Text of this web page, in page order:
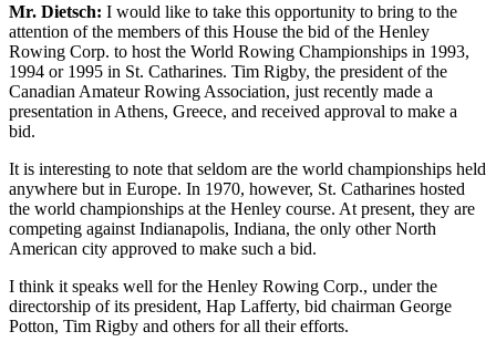
Mr. Dietsch: I would like to take this opportunity to bring to the
attention of the members of this House the bid of the Henley
Rowing Corp. to host the World Rowing Championships in 1993,
1994 or 1995 in St. Catharines. Tim Rigby, the president of the
Canadian Amateur Rowing Association, just recently made a
presentation in Athens, Greece, and received approval to make a
bid.
It is interesting to note that seldom are the world championships held
anywhere but in Europe. In 1970, however, St. Catharines hosted
the world championships at the Henley course. At present, they are
competing against Indianapolis, Indiana, the only other North
American city approved to make such a bid.
I think it speaks well for the Henley Rowing Corp., under the
directorship of its president, Hap Lafferty, bid chairman George
Potton, Tim Rigby and others for all their efforts.